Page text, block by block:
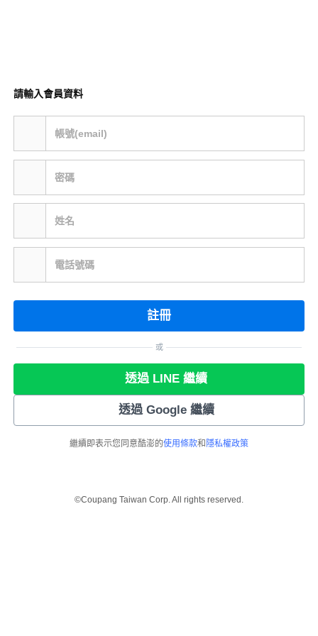
請輸入會員資料
帳號(email)
密碼
姓名
電話號碼
註冊
或
透過 LINE 繼續
透過 Google 繼續
繼續即表示您同意酷澎的使用條款和 隱私權政策
©Coupang Taiwan Corp. All rights reserved.